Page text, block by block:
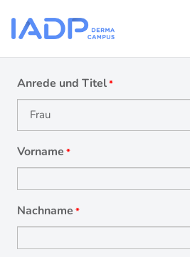
Anrede und Titel*
Vorname *
Nachname *